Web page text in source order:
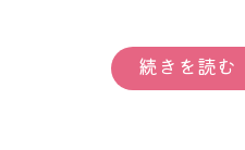
基本的に乳
性乳がん（n
者（平均年齢=
２ 遺伝子検
３ 48歳の日
特定の一群
最小限に抑え
その勧告は、
続きを読む